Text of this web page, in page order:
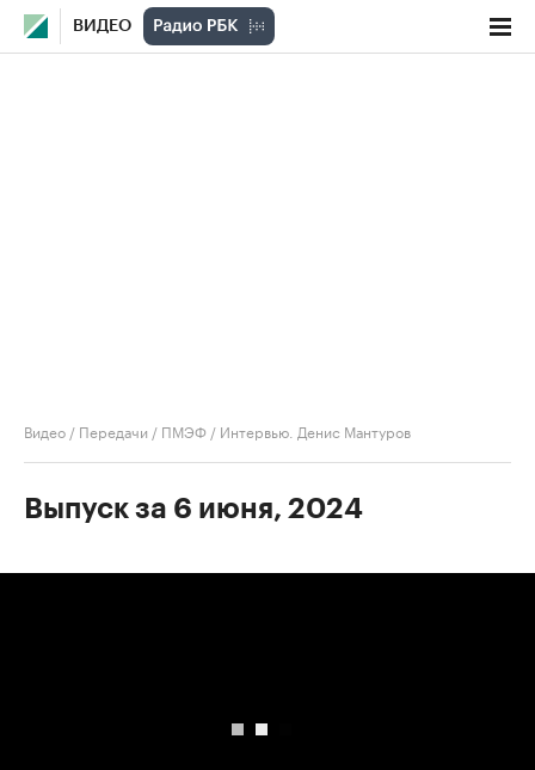
ВИДЕО
Видео / Передачи / ПМЭФ / Интервью. Денис Мантуров
Выпуск за 6 июня, 2024